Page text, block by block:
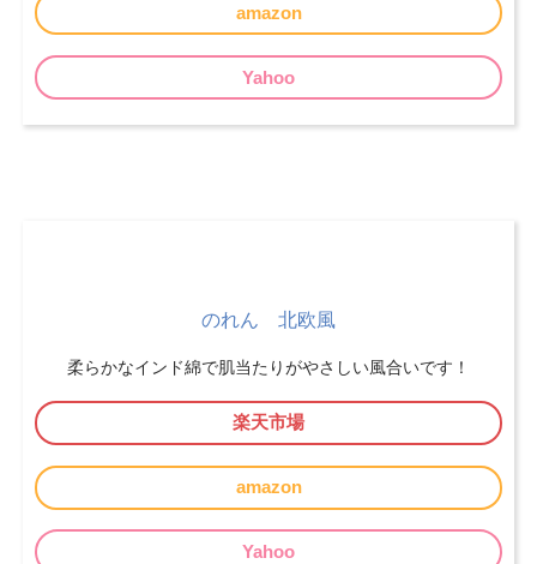
amazon
Yahoo
のれん 北欧風
柔らかなインド綿で肌当たりがやさしい風合いです！
楽天市場
amazon
Yahoo